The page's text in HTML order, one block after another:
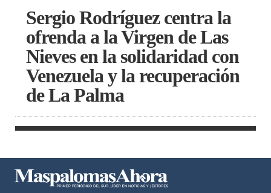
Sergio Rodríguez centra la
ofrenda a la Virgen de Las
Nieves en la solidaridad con
Venezuela y la recuperación
de La Palma